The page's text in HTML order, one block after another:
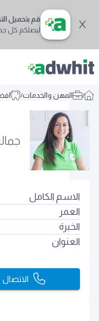
قم بتحميل
ليصلكم كل
/ المهن والخدمات/
الاسم الكامل
العمر
الخبرة
العنوان
الاتصال